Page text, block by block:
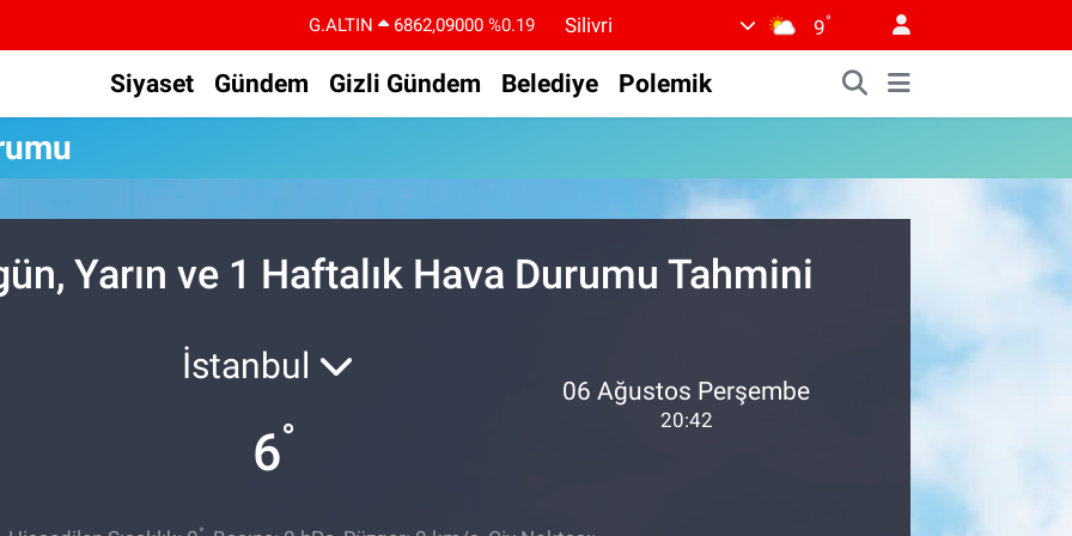
G.ALTIN 6862,09000 %0.19
BİST100
14.598,00
%0
Silivri 9°
Siyaset Gündem Gizli Gündem Belediye Polemik
Yarın ve 1 Haftalık Hava Durumu Tahmini
İstanbul
6°
06 Ağustos Perşembe
20:42